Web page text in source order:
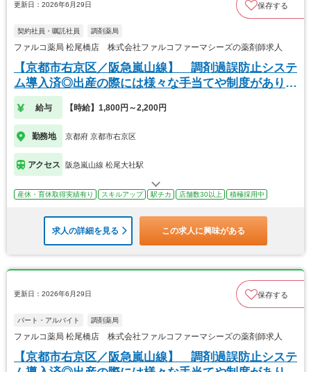
更新日：2026年6月29日 保存する
契約社員・嘱託社員 調剤薬局
ファルコ薬局 松尾橋店 株式会社ファルコファーマシーズの薬剤師求人
【京都市右京区／阪急嵐山線】 調剤過誤防止システ
ム導入済◎出産の際には様々な手当てや制度がありま
す
給与 【時給】1,800円～2,200円
勤務地 京都府 京都市右京区
アクセス 阪急嵐山線 松尾大社駅
産休・育休取得実績有り スキルアップ 駅チカ 店舗数30以上 積極採用中
求人の詳細を見る この求人に興味がある
更新日：2026年6月29日 保存する
パート・アルバイト 調剤薬局
ファルコ薬局 松尾橋店 株式会社ファルコファーマシーズの薬剤師求人
【京都市右京区／阪急嵐山線】 調剤過誤防止システ